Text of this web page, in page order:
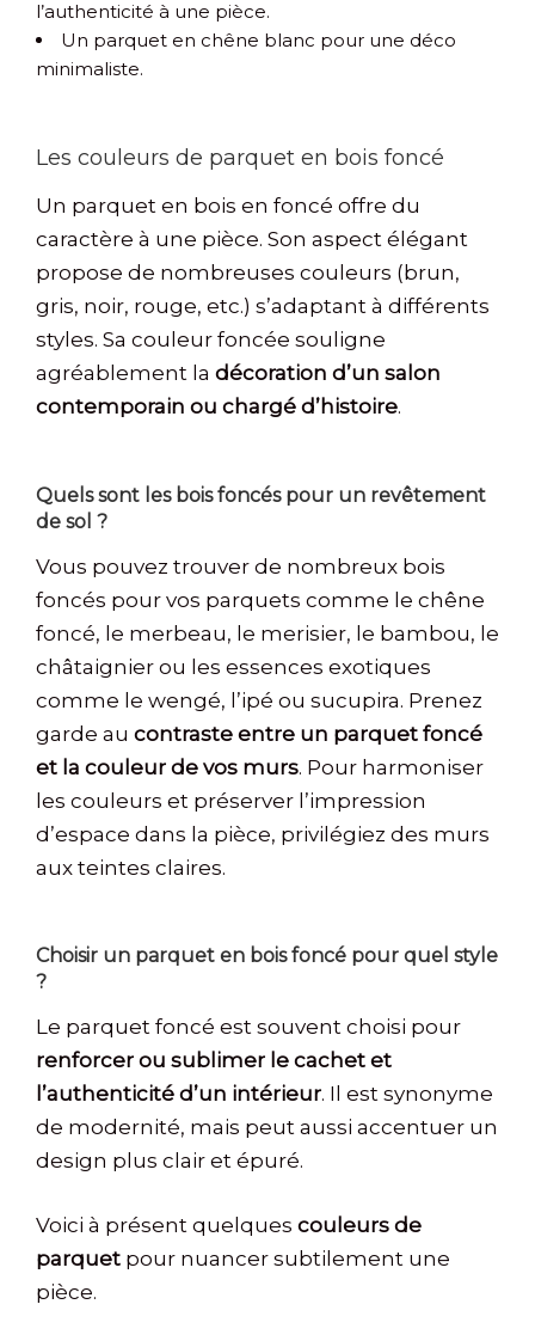
l’authenticité à une pièce.
Un parquet en chêne blanc pour une déco
minimaliste.
Les couleurs de parquet en bois foncé
Un parquet en bois en foncé offre du
caractère à une pièce. Son aspect élégant
propose de nombreuses couleurs (brun,
gris, noir, rouge, etc.) s’adaptant à différents
styles. Sa couleur foncée souligne
agréablement la décoration d’un salon
contemporain ou chargé d’histoire.
Quels sont les bois foncés pour un revêtement
de sol ?
Vous pouvez trouver de nombreux bois
foncés pour vos parquets comme le chêne
foncé, le merbeau, le merisier, le bambou, le
châtaignier ou les essences exotiques
comme le wengé, l’ipé ou sucupira. Prenez
garde au contraste entre un parquet foncé
et la couleur de vos murs. Pour harmoniser
les couleurs et préserver l’impression
d’espace dans la pièce, privilégiez des murs
aux teintes claires.
Choisir un parquet en bois foncé pour quel style
?
Le parquet foncé est souvent choisi pour
renforcer ou sublimer le cachet et
l’authenticité d’un intérieur. Il est synonyme
de modernité, mais peut aussi accentuer un
design plus clair et épuré.
Voici à présent quelques couleurs de
parquet pour nuancer subtilement une
pièce.